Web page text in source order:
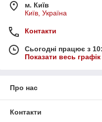
м. Київ
Київ, Україна
Контакти
Сьогодні працює з
Показати весь
Про нас
Контакти